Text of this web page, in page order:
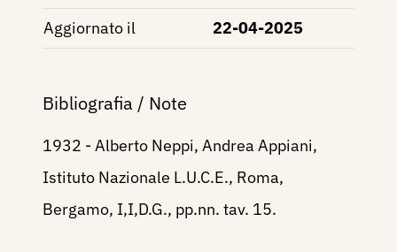
Aggiornato il
22-04-2025
Bibliografia / Note
1932 - Alberto Neppi, Andrea Appiani,
Istituto Nazionale L.U.C.E., Roma,
Bergamo, I,I,D.G., pp.nn. tav. 15.